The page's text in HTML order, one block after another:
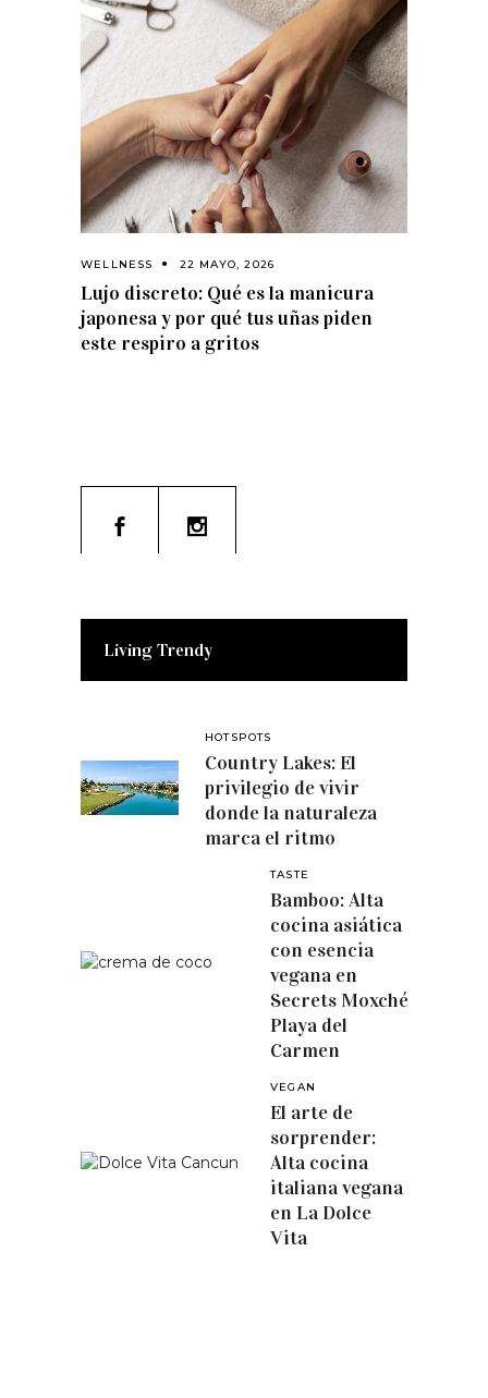
WELLNESS 22 MAYO, 2026
Lujo discreto: Qué es la manicura
japonesa y por qué tus uñas piden
este respiro a gritos
Living Trendy
HOTSPOTS
Country Lakes: El
privilegio de vivir
donde la naturaleza
marca el ritmo
TASTE
Bamboo: Alta
cocina asiática
con esencia
vegana en
Secrets Moxché
Playa del
Carmen
VEGAN
El arte de
sorprender:
Alta cocina
italiana vegana
en La Dolce
Vita